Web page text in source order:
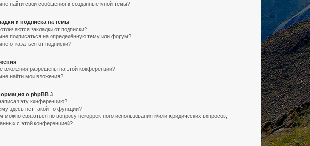
найти свои сообщения и созданные мной темы?
и подписка на темы
закладки от подписки?
подписаться на определённую тему или форум?
отказаться от подписки?
вложения разрешены на этой конференции?
найти мои вложения?
о phpBB 3
эту конференцию?
здесь нет такой-то функции?
можно связаться по вопросу некорректного использования и/или юридических вопросов,
с этой конференцией?